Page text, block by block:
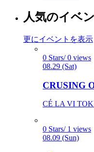
人気のイベ
更にイベントを表示
0 Stars/ 0 views
08.29 (Sat)
CRUSING
CÉ LA VI
0 Stars/ 1 views
08.09 (Sun)